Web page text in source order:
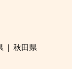
秋田県